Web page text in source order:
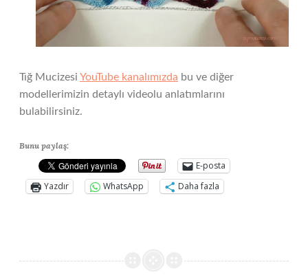
Tığ Mucizesi YouTube kanalımızda bu ve diğer
modellerimizin detaylı videolu anlatımlarını
bulabilirsiniz.
Bunu paylaş:
E-posta
Yazdır
WhatsApp Daha fazla